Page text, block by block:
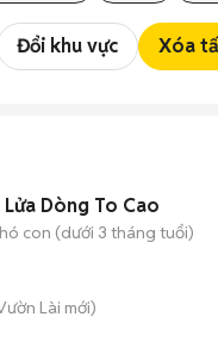
Đổi khu vực Xóa
Dòng To Cao
con (dưới 3 tháng tuổi)
Lài mới)